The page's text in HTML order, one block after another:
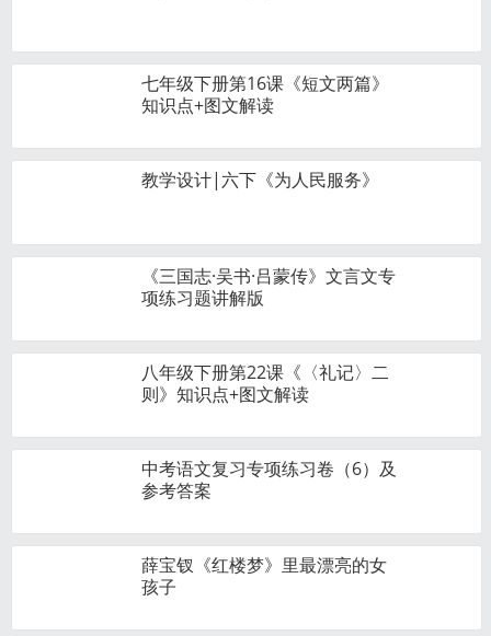
七年级下册第16课《短文两篇》
知识点+图文解读
教学设计|六下《为人民服务》
《三国志·吴书·吕蒙传》文言文专
项练习题讲解版
八年级下册第22课《〈礼记〉二
则》知识点+图文解读
中考语文复习专项练习卷（6）及
参考答案
薛宝钗《红楼梦》里最漂亮的女
孩子